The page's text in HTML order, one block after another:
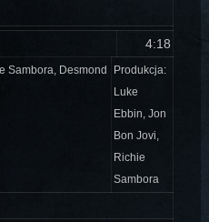
4:18
Sambora, Desmond
Produkcja:
Luke
Ebbin, Jon
Bon Jovi,
Richie
Sambora